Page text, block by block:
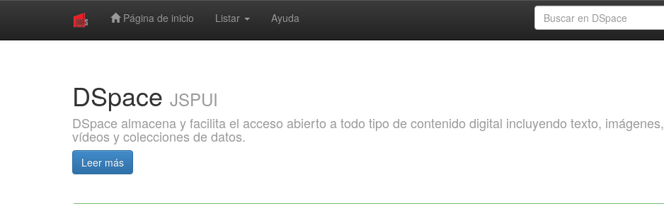
Página de inicio Listar Ayuda
DSpace JSPUI
DSpace almacena y facilita el acceso abierto a todo tipo de contenido digital incluyendo texto, imágenes,
vídeos y colecciones de datos.
Leer más